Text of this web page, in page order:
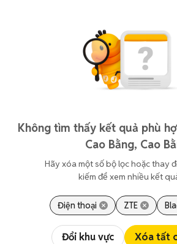
Không tìm thấy kết quả phù
Cao Bằng, Cao
Hãy xóa một số bộ lọc hoặc thay
kiếm để xem nhiều kết
Điện thoại ZTE
Đổi khu vực Xóa tất